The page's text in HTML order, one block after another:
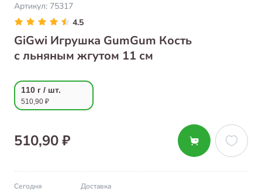
Артикул: 75317
4.5
GiGwi Игрушка GumGum Кость
с льняным жгутом 11 см
110 г / шт.
510,90 ₽
510,90 ₽
Сегодня
Доставка